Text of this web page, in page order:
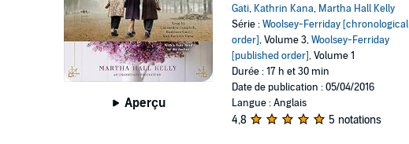
Aperçu
Gati, Kathrin Kana, Martha Hall Kelly
Série :Woolsey-Ferriday [chronological
order], Volume 3,Woolsey-Ferriday
[published order], Volume 1
Durée : 17 h et 30 min
Date de publication : 05/04/2016
Langue : Anglais
4,8 5 notations